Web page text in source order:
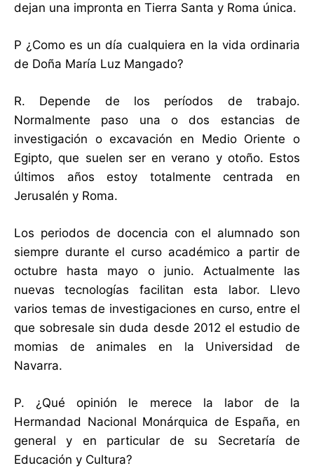
dejan una impronta en Tierra Santa y Roma única.
P ¿Como es un día cualquiera en la vida ordinaria
de Doña María Luz Mangado?
R. Depende de los períodos de trabajo.
Normalmente paso una o dos estancias de
investigación o excavación en Medio Oriente o
Egipto, que suelen ser en verano y otoño. Estos
últimos años estoy totalmente centrada en
Jerusalén y Roma.
Los periodos de docencia con el alumnado son
siempre durante el curso académico a partir de
octubre hasta mayo o junio. Actualmente las
nuevas tecnologías facilitan esta labor. Llevo
varios temas de investigaciones en curso, entre el
que sobresale sin duda desde 2012 el estudio de
momias de animales en la Universidad de
Navarra.
P. ¿Qué opinión le merece la labor de la
Hermandad Nacional Monárquica de España, en
general y en particular de su Secretaría de
Educación y Cultura?